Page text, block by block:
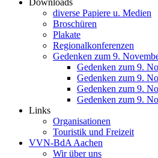
diverse Papiere u. Medien
Broschüren
Plakate
Regionalkonferenzen
Gedenken zum 9.
Gedenken zum 9.
Gedenken zum 9.
Gedenken zum 9.
Gedenken zum 9.
Links
Organisationen
Touristik und Freizeit
VVN-BdA Aachen
Wir über uns